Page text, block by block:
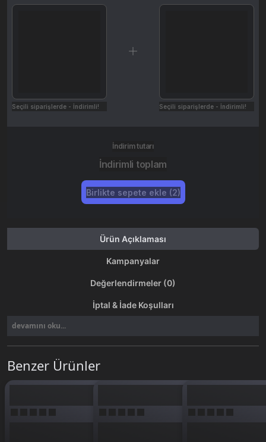
Seçili siparişlerde - İndirimli! Seçili siparişlerde - İndirimli!
İndirim tutarı
İndirimli toplam
Birlikte sepete ekle (2)
Ürün Açıklaması
Kampanyalar
Değerlendirmeler (0)
İptal & İade Koşulları
devamını oku...
Benzer Ürünler